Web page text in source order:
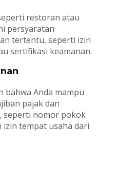
restoran atau
persyaratan
tertentu, seperti izin
sertifikasi keamanan.
bahwa Anda mampu
pajak dan
seperti nomor pokok
izin tempat usaha dari